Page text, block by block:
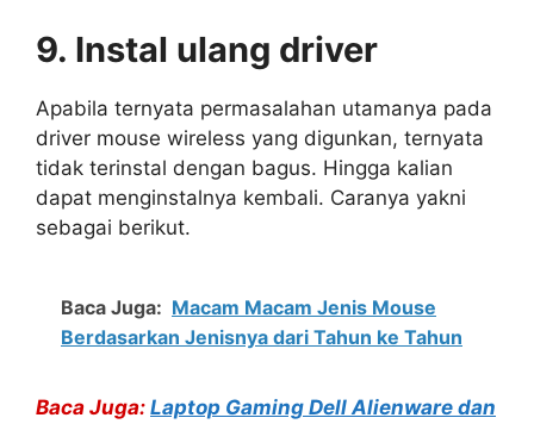
9. Instal ulang driver
Apabila ternyata permasalahan utamanya pada
driver mouse wireless yang digunkan, ternyata
tidak terinstal dengan bagus. Hingga kalian
dapat menginstalnya kembali. Caranya yakni
sebagai berikut.
Baca Juga: Macam Macam Jenis Mouse
Berdasarkan Jenisnya dari Tahun ke Tahun
Baca Juga: Laptop Gaming Dell Alienware dan